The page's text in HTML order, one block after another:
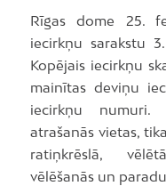
Rīgas dome 25.
iecirkņu sarakstu
Kopējais iecirkņu
mainītas deviņu
iecirkņu numuri.
atrašanās vietas,
ratiņkrēslā,
vēlēšanās un